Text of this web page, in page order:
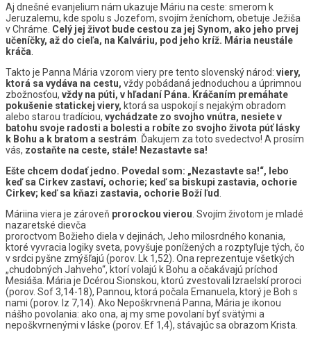
Aj dnešné evanjelium nám ukazuje Máriu na ceste: smerom k
Jeruzalemu, kde spolu s Jozefom, svojím ženíchom, obetuje Ježiša
v Chráme. Celý jej život bude cestou za jej Synom, ako jeho prvej
učeníčky, až do cieľa, na Kalváriu, pod jeho kríž. Mária neustále
kráča
Takto je Panna Mária vzorom viery pre tento slovenský národ: viery,
ktorá sa vydáva na cestu, vždy pobádaná jednoduchou a úprimnou
zbožnosťou, vždy na púti, v hľadaní Pána. Kráčaním premáhate
pokušenie statickej viery, ktorá sa uspokojí s nejakým obradom
alebo starou tradíciou, vychádzate zo svojho vnútra, nesiete v
batohu svoje radosti a bolesti a robíte zo svojho života púť lásky
k Bohu a k bratom a sestrám . Ďakujem za toto svedectvo! A prosím
vás, zostaňte na ceste, stále! Nezastavte sa!
Ešte chcem dodať jedno. Povedal som: „Nezastavte sa!“, lebo
keď sa Cirkev zastaví, ochorie; keď sa biskupi zastavia, ochorie
Cirkev; keď sa kňazi zastavia, ochorie Boží ľud
Máriina viera je zároveň prorockou vierou . Svojím životom je mladé
nazaretské dievča
proroctvom Božieho diela v dejinách, Jeho milosrdného konania,
ktoré vyvracia logiky sveta, povyšuje ponížených a rozptyľuje tých, čo
v srdci pyšne zmýšľajú (porov. Lk 1,52). Ona reprezentuje všetkých
„chudobných Jahveho“, ktorí volajú k Bohu a očakávajú príchod
Mesiáša. Mária je Dcérou Sionskou, ktorú zvestovali Izraelskí proroci
(porov. Sof 3,14-18), Pannou, ktorá počala Emanuela, ktorý je Boh s
nami (porov. Iz 7,14). Ako Nepoškrvnená Panna, Mária je ikonou
nášho povolania: ako ona, aj my sme povolaní byť svätými a
nepoškvrnenými v láske (porov. Ef 1,4), stávajúc sa obrazom Krista.